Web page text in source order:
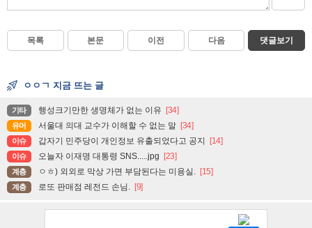
목록 본문 이전 다음 댓글보기
ㅇㅇㄱ 지금 뜨는 글
기타 행성크기만한 생명체가 없는 이유 [34]
유머 서울대 의대 교수가 이해할 수 없는 말 [34]
이슈 갑자기 민주당이 개인정보 유출되었다고 공지 [14]
이슈 오늘자 이재명 대통령 SNS.....jpg [23]
계층 ㅇㅎ) 외외로 막상 가면 부담된다는 미용실. [15]
계층 로또 판매점 레전드 손님. [9]